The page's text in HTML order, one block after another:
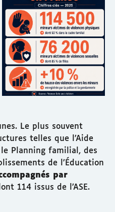
Le plus souvent
telles que l’Aide
le Planning familial, des
de l’Éducation
par
114 issus de l’ASE.